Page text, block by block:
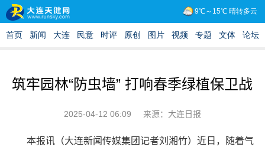
筑牢园林“防虫墙” 打响春季绿植保卫战
2025-04-12 06:09 来源：大连日报
本报讯（大连新闻传媒集团记者刘湘竹）近日，随着气